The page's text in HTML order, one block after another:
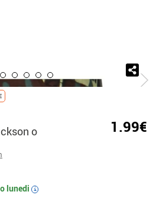
Occhiali di Michael Jackson o polizia, pilota, ecc
o 1.99€
lunedi i